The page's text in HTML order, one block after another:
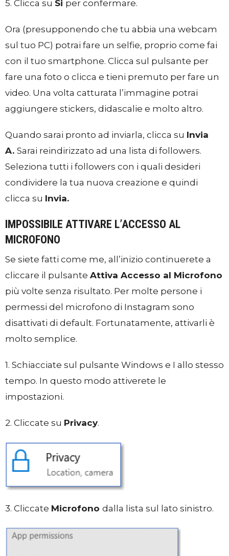
5. Clicca su Si per confermare.
Ora (presupponendo che tu abbia una webcam
sul tuo PC) potrai fare un selfie, proprio come fai
con il tuo smartphone. Clicca sul pulsante per
fare una foto o clicca e tieni premuto per fare un
video. Una volta catturata l’immagine potrai
aggiungere stickers, didascalie e molto altro.
Quando sarai pronto ad inviarla, clicca su Invia
A. Sarai reindirizzato ad una lista di followers.
Seleziona tutti i followers con i quali desideri
condividere la tua nuova creazione e quindi
clicca su Invia.
IMPOSSIBILE ATTIVARE L’ACCESSO AL
MICROFONO
Se siete fatti come me, all’inizio continuerete a
cliccare il pulsante Attiva Accesso al Microfono
più volte senza risultato. Per molte persone i
permessi del microfono di Instagram sono
disattivati di default. Fortunatamente, attivarli è
molto semplice.
1. Schiacciate sul pulsante Windows e I allo stesso
tempo. In questo modo attiverete le
impostazioni.
2. Cliccate su Privacy.
3. Cliccate Microfono dalla lista sul lato sinistro.